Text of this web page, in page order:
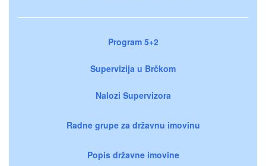
Program 5+2
Supervizija u Brčkom
Nalozi Supervizora
Radne grupe za državnu imovinu
Popis državne imovine